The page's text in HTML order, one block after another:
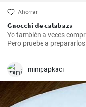
Ahorrar
Gnocchi de calabaza
Yo también a veces
Pero pruebe a
complicada y además
minipapkaci